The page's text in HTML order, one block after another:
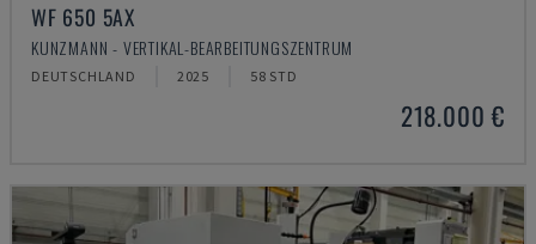
WF 650 5AX
KUNZMANN - VERTIKAL-BEARBEITUNGSZENTRUM
DEUTSCHLAND 2025 58 STD
218.000 €